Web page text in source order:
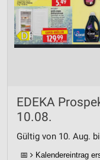
EDEKA
10.08.
Gültig von 10. Aug.
📅 Kalendereintrag